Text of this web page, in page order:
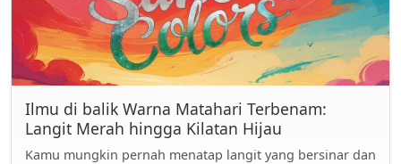
Ilmu di balik Warna Matahari Terbenam:
Langit Merah hingga Kilatan Hijau
Kamu mungkin pernah menatap langit yang bersinar dan